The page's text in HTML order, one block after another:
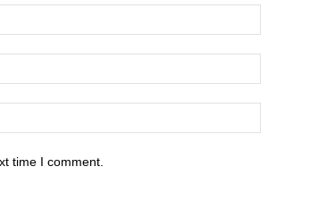
time I comment.